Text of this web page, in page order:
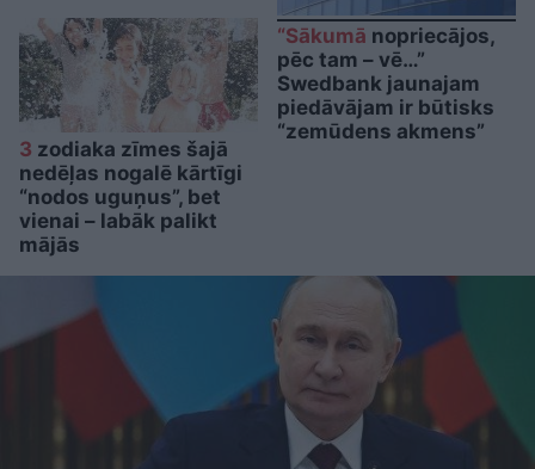
3 zodiaka zīmes šajā
nedēļas nogalē kārtīgi
“nodos uguņus”, bet
vienai – labāk palikt
mājās
“Sākumā nopriecājos,
pēc tam – vē…”
Swedbank jaunajam
piedāvājam ir būtisks
“zemūdens akmens”